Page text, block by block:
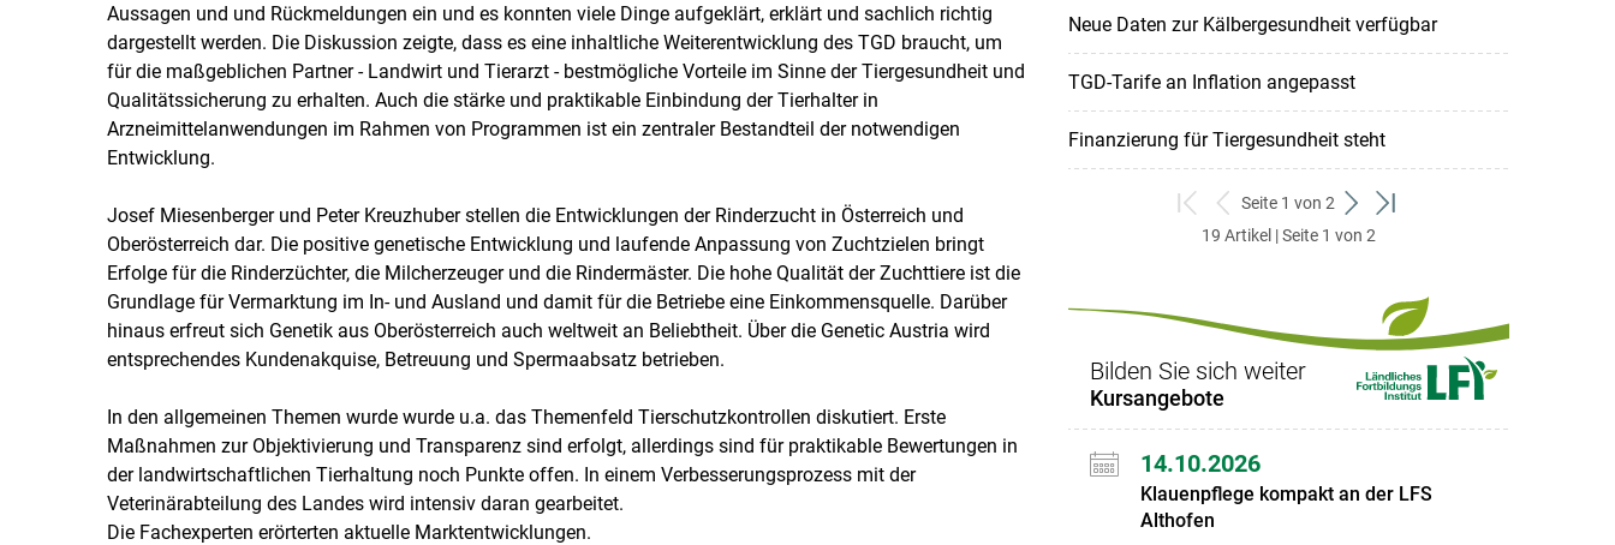
Aussagen und und Rückmeldungen ein und es konnten viele Dinge aufgeklärt, erklärt und sachlich richtig
dargestellt werden. Die Diskussion zeigte, dass es eine inhaltliche Weiterentwicklung des TGD braucht, um
für die maßgeblichen Partner - Landwirt und Tierarzt - bestmögliche Vorteile im Sinne der Tiergesundheit und
Qualitätssicherung zu erhalten. Auch die stärke und praktikable Einbindung der Tierhalter in
Arzneimittelanwendungen im Rahmen von Programmen ist ein zentraler Bestandteil der notwendigen
Entwicklung.
Josef Miesenberger und Peter Kreuzhuber stellen die Entwicklungen der Rinderzucht in Österreich und
Oberösterreich dar. Die positive genetische Entwicklung und laufende Anpassung von Zuchtzielen bringt
Erfolge für die Rinderzüchter, die Milcherzeuger und die Rindermäster. Die hohe Qualität der Zuchttiere ist die
Grundlage für Vermarktung im In- und Ausland und damit für die Betriebe eine Einkommensquelle. Darüber
hinaus erfreut sich Genetik aus Oberösterreich auch weltweit an Beliebtheit. Über die Genetic Austria wird
entsprechendes Kundenakquise, Betreuung und Spermaabsatz betrieben.
In den allgemeinen Themen wurde wurde u.a. das Themenfeld Tierschutzkontrollen diskutiert. Erste
Maßnahmen zur Objektivierung und Transparenz sind erfolgt, allerdings sind für praktikable Bewertungen in
der landwirtschaftlichen Tierhaltung noch Punkte offen. In einem Verbesserungsprozess mit der
Veterinärabteilung des Landes wird intensiv daran gearbeitet.
Die Fachexperten erörterten aktuelle Marktentwicklungen.
Neue Daten zur Kälbergesundheit verfügbar
TGD-Tarife an Inflation angepasst
Finanzierung für Tiergesundheit steht
zum
ersten
zurück
zum
Seite 1 von 2
weiter
zum
zum
19 Artikel | Seite 1 von 2
Bilden Sie sich weiter
Kursangebote
14.10.2026
Klauenpflege kompakt an der LFS
Althofen